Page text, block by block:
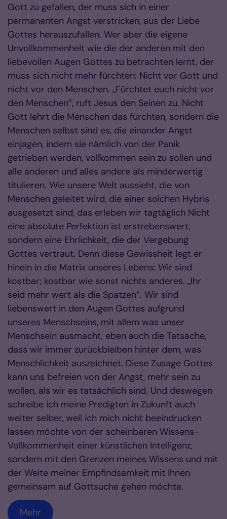
Gott zu gefallen, der muss sich in einer
permanenten Angst verstricken, aus der Liebe
Gottes herauszufallen. Wer aber die eigene
Unvollkommenheit wie die der anderen mit den
liebevollen Augen Gottes zu betrachten lernt, der
muss sich nicht mehr fürchten: Nicht vor Gott und
nicht vor den Menschen. „Fürchtet euch nicht vor
den Menschen“, ruft Jesus den Seinen zu. Nicht
Gott lehrt die Menschen das fürchten, sondern die
Menschen selbst sind es, die einander Angst
einjagen, indem sie nämlich von der Panik
getrieben werden, vollkommen sein zu sollen und
alle anderen und alles andere als minderwertig
titulieren. Wie unsere Welt aussieht, die von
Menschen geleitet wird, die einer solchen Hybris
ausgesetzt sind, das erleben wir tagtäglich Nicht
eine absolute Perfektion ist erstrebenswert,
sondern eine Ehrlichkeit, die der Vergebung
Gottes vertraut. Denn diese Gewissheit legt er
hinein in die Matrix unseres Lebens: Wir sind
kostbar; kostbar wie sonst nichts anderes. „Ihr
seid mehr wert als die Spatzen“. Wir sind
liebenswert in den Augen Gottes aufgrund
unseres Menschseins, mit allem was unser
Menschsein ausmacht, eben auch die Tatsache,
dass wir immer zurückbleiben hinter dem, was
Menschlichkeit auszeichnet. Diese Zusage Gottes
kann uns befreien von der Angst, mehr sein zu
wollen, als wir es tatsächlich sind. Und deswegen
schreibe ich meine Predigten in Zukunft auch
weiter selber, weil ich mich nicht beeindrucken
lassen möchte von der scheinbaren Wissens-
Vollkommenheit einer künstlichen Intelligenz,
sondern mit den Grenzen meines Wissens und mit
der Weite meiner Empfindsamkeit mit Ihnen
gemeinsam auf Gottsuche gehen möchte.
Mehr